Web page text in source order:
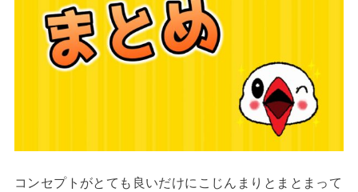
コンセプトがとても良いだけにこじんまりとまとまって